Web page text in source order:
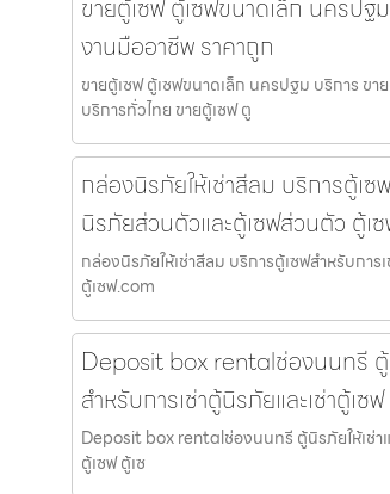
ขายตู้เซฟ ตู้เซฟขนาดเล็ก นครป
งานมืออาชีพ ราคาถูก
ขายตู้เซฟ ตู้เซฟขนาดเล็ก นครปฐม บริการ ข
บริการทั่วไทย ขายตู้เซฟ ตู
กล่องนิรภัยให้เช่าสีลม บริการตู้เซ
นิรภัยส่วนตัวและตู้เซฟส่วนตัว ตู้เ
กล่องนิรภัยให้เช่าสีลม บริการตู้เซฟสำหรับกา
ตู้เซฟ.com
Deposit box rentalช่องนนทรี ตู้
สำหรับการเช่าตู้นิรภัยและเช่าตู้เซ
Deposit box rentalช่องนนทรี ตู้นิรภัยให้เช่าแ
ตู้เซฟ ตู้เซ